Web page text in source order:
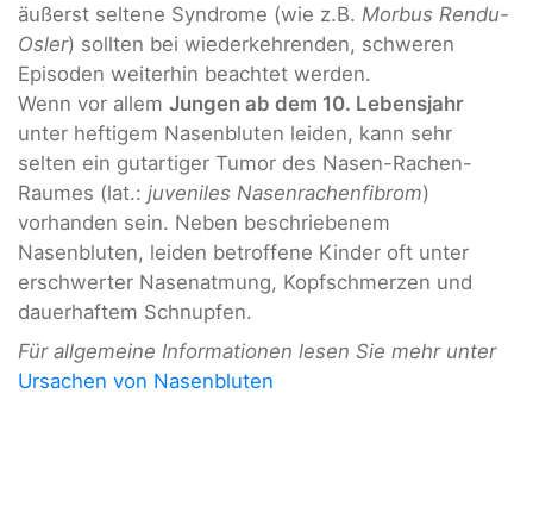
äußerst seltene Syndrome (wie z.B. Morbus Rendu-
Osler) sollten bei wiederkehrenden, schweren
Episoden weiterhin beachtet werden.
Wenn vor allem Jungen ab dem 10. Lebensjahr
unter heftigem Nasenbluten leiden, kann sehr
selten ein gutartiger Tumor des Nasen-Rachen-
Raumes (lat.: juveniles Nasenrachenfibrom)
vorhanden sein. Neben beschriebenem
Nasenbluten, leiden betroffene Kinder oft unter
erschwerter Nasenatmung, Kopfschmerzen und
dauerhaftem Schnupfen.
Für allgemeine Informationen lesen Sie mehr unter
Ursachen von Nasenbluten